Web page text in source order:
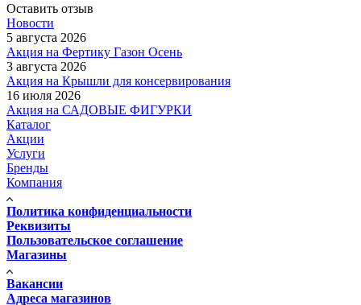
Оставить отзыв
Новости
5 августа 2026
Акция на Фертику Газон Осень
3 августа 2026
Акция на Крышли для консервирования
16 июля 2026
Акция на САДОВЫЕ ФИГУРКИ
Каталог
Акции
Услуги
Бренды
Компания
Политика конфиденциальности
Реквизиты
Пользовательское соглашение
Магазины
Вакансии
Адреса магазинов